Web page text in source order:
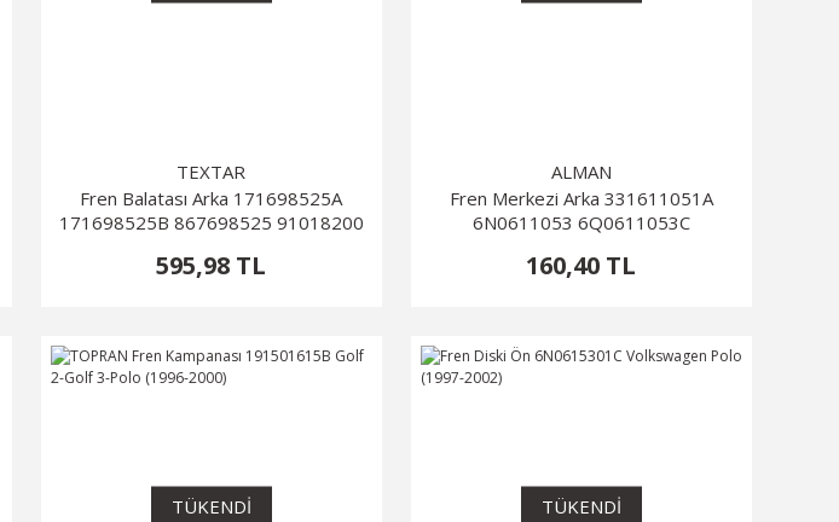
TEXTAR
Fren Balatası Arka 171698525A
171698525B 867698525 91018200
595,98 TL
ALMAN
Fren Merkezi Arka 331611051A
6N0611053 6Q0611053C
160,40 TL
TÜKENDİ TÜKENDİ